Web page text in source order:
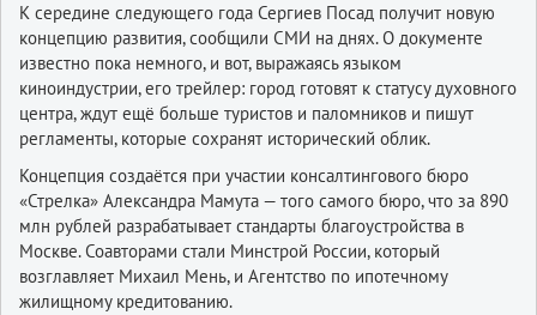
К середине следующего года Сергиев Посад получит новую
концепцию развития, сообщили СМИ на днях. О документе
известно пока немного, и вот, выражаясь языком
киноиндустрии, его трейлер: город готовят к статусу духовного
центра, ждут ещё больше туристов и паломников и пишут
регламенты, которые сохранят исторический облик.
Концепция создаётся при участии консалтингового бюро
«Стрелка» Александра Мамута — того самого бюро, что за 890
млн рублей разрабатывает стандарты благоустройства в
Москве. Соавторами стали Минстрой России, который
возглавляет Михаил Мень, и Агентство по ипотечному
жилищному кредитованию.